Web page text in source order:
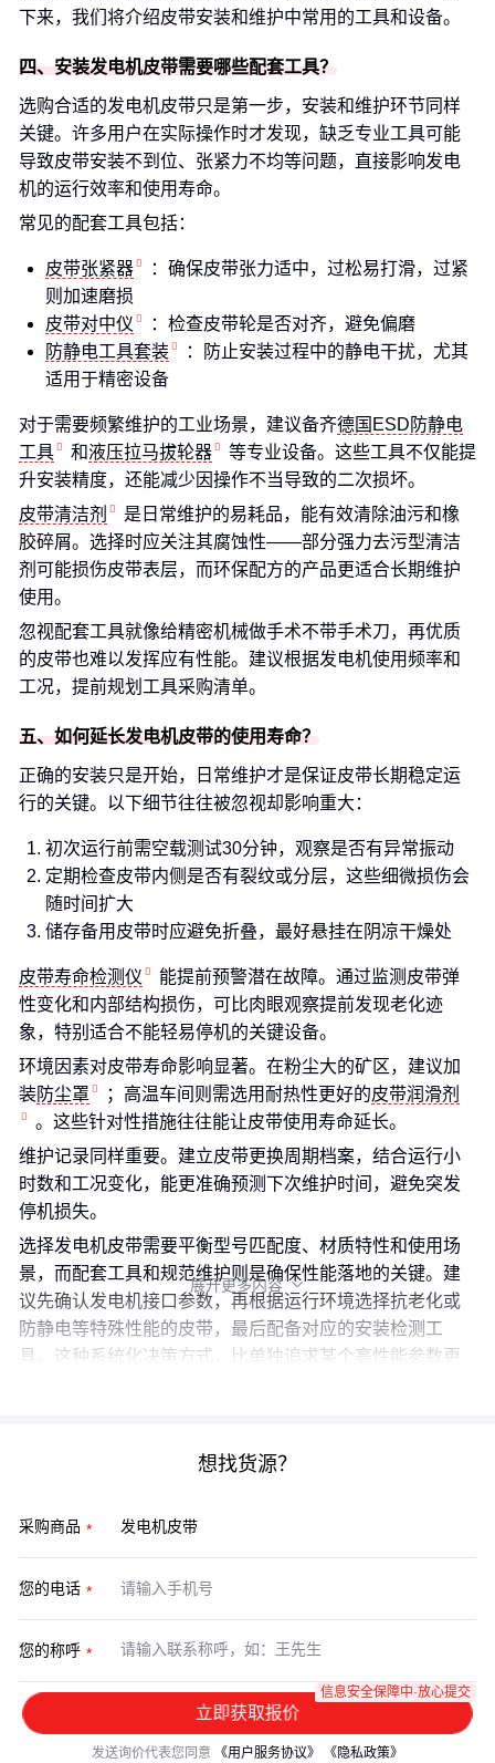
下来，我们将介绍皮带安装和维护中常用的工具和设备。
四、安装发电机皮带需要哪些配套工具？
选购合适的发电机皮带只是第一步，安装和维护环节同样
关键。许多用户在实际操作时才发现，缺乏专业工具可能
导致皮带安装不到位、张紧力不均等问题，直接影响发电
机的运行效率和使用寿命。
常见的配套工具包括：
皮带张紧器
：确保皮带张力适中，过松易打滑，过紧
则加速磨损
皮带对中仪
：检查皮带轮是否对齐，避免偏磨
防静电工具套装
：防止安装过程中的静电干扰，尤其
适用于精密设备
对于需要频繁维护的工业场景，建议备齐德国ESD防静电
工具
和液压拉马拔轮器
等专业设备。这些工具不仅能提
升安装精度，还能减少因操作不当导致的二次损坏。
皮带清洁剂
是日常维护的易耗品，能有效清除油污和橡
胶碎屑。选择时应关注其腐蚀性——部分强力去污型清洁
剂可能损伤皮带表层，而环保配方的产品更适合长期维护
使用。
忽视配套工具就像给精密机械做手术不带手术刀，再优质
的皮带也难以发挥应有性能。建议根据发电机使用频率和
工况，提前规划工具采购清单。
五、如何延长发电机皮带的使用寿命？
正确的安装只是开始，日常维护才是保证皮带长期稳定运
行的关键。以下细节往往被忽视却影响重大：
初次运行前需空载测试30分钟，观察是否有异常振动
定期检查皮带内侧是否有裂纹或分层，这些细微损伤会
随时间扩大
储存备用皮带时应避免折叠，最好悬挂在阴凉干燥处
皮带寿命检测仪
能提前预警潜在故障。通过监测皮带弹
性变化和内部结构损伤，可比肉眼观察提前发现老化迹
象，特别适合不能轻易停机的关键设备。
环境因素对皮带寿命影响显著。在粉尘大的矿区，建议加
装防尘罩 ；高温车间则需选用耐热性更好的皮带润滑剂
。这些针对性措施往往能让皮带使用寿命延长。
维护记录同样重要。建立皮带更换周期档案，结合运行小
时数和工况变化，能更准确预测下次维护时间，避免突发
停机损失。
选择发电机皮带需要平衡型号匹配度、材质特性和使用场
景，而配套工具和规范维护则是确保性能落地的关键。建
议先确认发电机接口参数，再根据运行环境选择抗老化或
防静电等特殊性能的皮带，最后配备对应的安装检测工
具。这种系统化决策方式，比单独追求某个高性能参数更
展开更多内容 
想找货源？
采购商品
您的电话
您的称呼
立即获取报价
信息安全保障中·放心提交
发送询价代表您同意 《用户服务协议》 《隐私政策》